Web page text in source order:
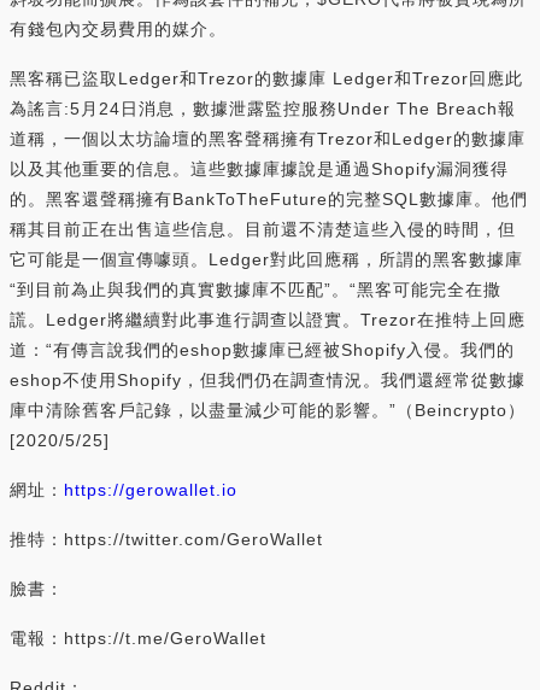
有錢包內交易費用的媒介。
黑客稱已盜取Ledger和Trezor的數據庫 Ledger和Trezor回應此
為謠言:5月24日消息，數據泄露監控服務Under The Breach報
道稱，一個以太坊論壇的黑客聲稱擁有Trezor和Ledger的數據庫
以及其他重要的信息。這些數據庫據說是通過Shopify漏洞獲得
的。黑客還聲稱擁有BankToTheFuture的完整SQL數據庫。他們
稱其目前正在出售這些信息。目前還不清楚這些入侵的時間，但
它可能是一個宣傳噱頭。Ledger對此回應稱，所謂的黑客數據庫
“到目前為止與我們的真實數據庫不匹配”。“黑客可能完全在撒
謊。Ledger將繼續對此事進行調查以證實。Trezor在推特上回應
道：“有傳言說我們的eshop數據庫已經被Shopify入侵。我們的
eshop不使用Shopify，但我們仍在調查情況。我們還經常從數據
庫中清除舊客戶記錄，以盡量減少可能的影響。”（Beincrypto）
[2020/5/25]
網址： https://gerowallet.io
推特：https://twitter.com/GeroWallet
臉書：
電報：https://t.me/GeroWallet